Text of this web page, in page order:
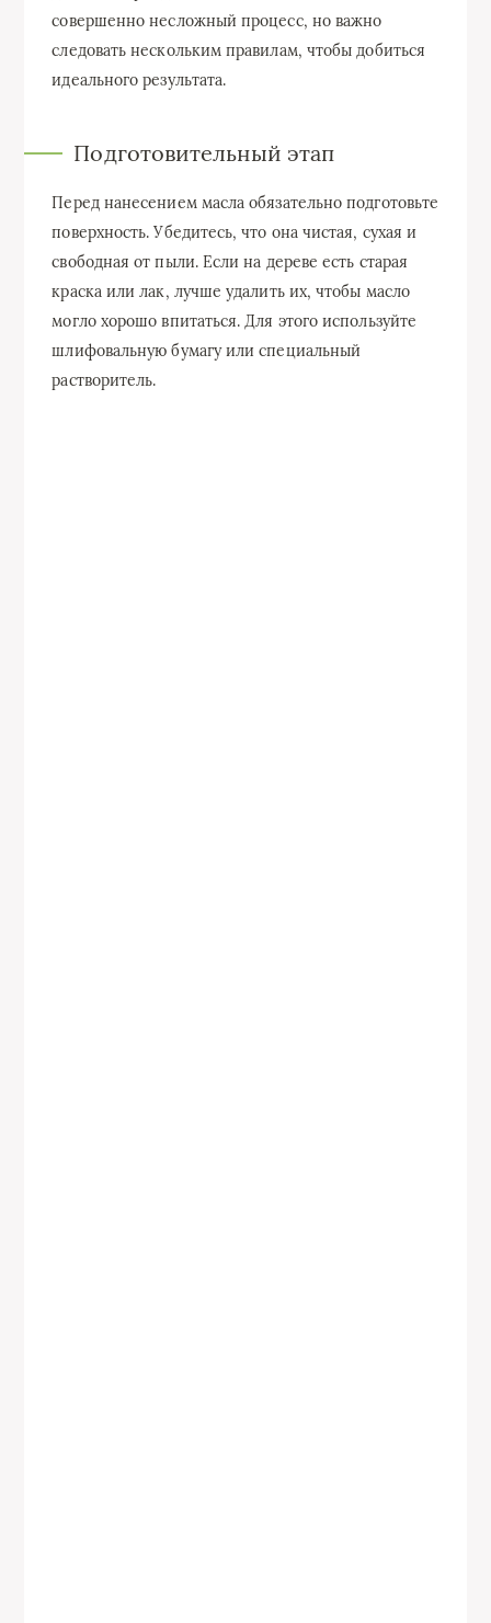
совершенно несложный процесс, но важно
следовать нескольким правилам, чтобы добиться
идеального результата.
Подготовительный этап
Перед нанесением масла обязательно подготовьте
поверхность. Убедитесь, что она чистая, сухая и
свободная от пыли. Если на дереве есть старая
краска или лак, лучше удалить их, чтобы масло
могло хорошо впитаться. Для этого используйте
шлифовальную бумагу или специальный
растворитель.